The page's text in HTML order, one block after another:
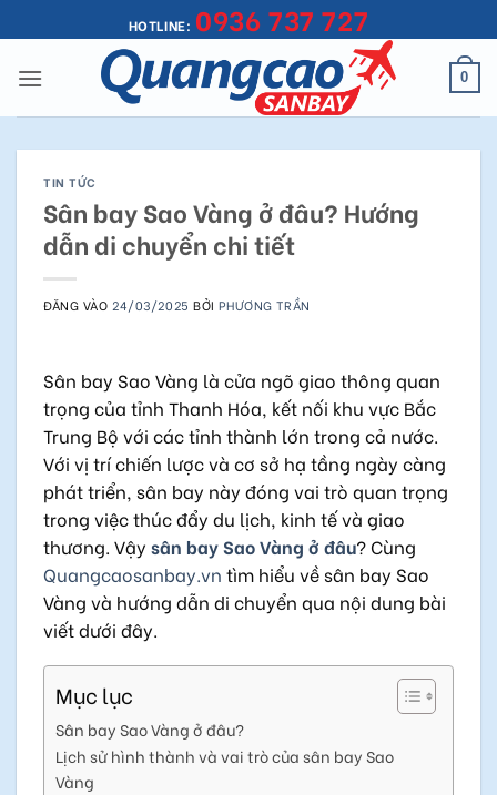
qua
nội
HOTLINE: 0936 737 727
0
TIN TỨC
Sân bay Sao Vàng ở đâu? Hướng
dẫn di chuyển chi tiết
ĐĂNG VÀO 24/03/2025 BỞIPHƯƠNG TRẦN
Sân bay Sao Vàng là cửa ngõ giao thông quan
trọng của tỉnh Thanh Hóa, kết nối khu vực Bắc
Trung Bộ với các tỉnh thành lớn trong cả nước.
Với vị trí chiến lược và cơ sở hạ tầng ngày càng
phát triển, sân bay này đóng vai trò quan trọng
trong việc thúc đẩy du lịch, kinh tế và giao
thương. Vậy sân bay Sao Vàng ở đâu? Cùng
Quangcaosanbay.vn tìm hiểu về sân bay Sao
Vàng và hướng dẫn di chuyển qua nội dung bài
viết dưới đây.
Mục lục
Sân bay Sao Vàng ở đâu?
Lịch sử hình thành và vai trò của sân bay Sao
Vàng